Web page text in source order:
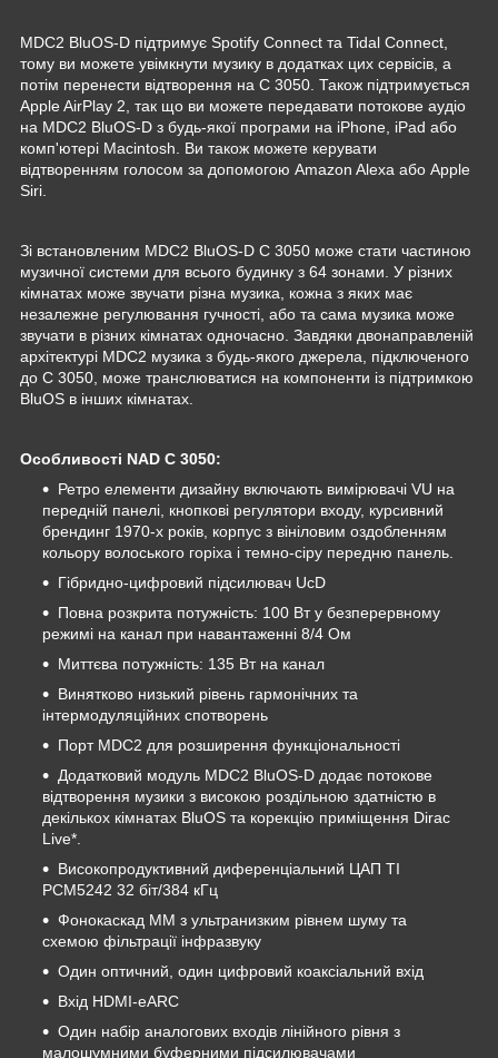
MDC2 BluOS-D підтримує Spotify Connect та Tidal Connect,
тому ви можете увімкнути музику в додатках цих сервісів, а
потім перенести відтворення на C 3050. Також підтримується
Apple AirPlay 2, так що ви можете передавати потокове аудіо
на MDC2 BluOS-D з будь-якої програми на iPhone, iPad або
комп'ютері Macintosh. Ви також можете керувати
відтворенням голосом за допомогою Amazon Alexa або Apple
Siri.
Зі встановленим MDC2 BluOS-D C 3050 може стати частиною
музичної системи для всього будинку з 64 зонами. У різних
кімнатах може звучати різна музика, кожна з яких має
незалежне регулювання гучності, або та сама музика може
звучати в різних кімнатах одночасно. Завдяки двонаправленій
архітектурі MDC2 музика з будь-якого джерела, підключеного
до C 3050, може транслюватися на компоненти із підтримкою
BluOS в інших кімнатах.
Особливості NAD C 3050:
Ретро елементи дизайну включають вимірювачі VU на
передній панелі, кнопкові регулятори входу, курсивний
брендинг 1970-х років, корпус з вініловим оздобленням
кольору волоського горіха і темно-сіру передню панель.
Гібридно-цифровий підсилювач UcD
Повна розкрита потужність: 100 Вт у безперервному
режимі на канал при навантаженні 8/4 Ом
Миттєва потужність: 135 Вт на канал
Винятково низький рівень гармонічних та
інтермодуляційних спотворень
Порт MDC2 для розширення функціональності
Додатковий модуль MDC2 BluOS-D додає потокове
відтворення музики з високою роздільною здатністю в
декількох кімнатах BluOS та корекцію приміщення Dirac
Live*.
Високопродуктивний диференціальний ЦАП TI
PCM5242 32 біт/384 кГц
Фонокаскад MM з ультранизким рівнем шуму та
схемою фільтрації інфразвуку
Один оптичний, один цифровий коаксіальний вхід
Вхід HDMI-eARC
Один набір аналогових входів лінійного рівня з
малошумними буферними підсилювачами